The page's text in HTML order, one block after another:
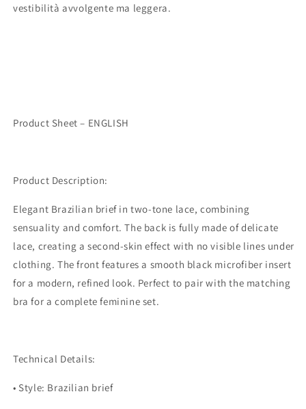
vestibilità avvolgente ma leggera.
Product Sheet – ENGLISH
Product Description:
Elegant Brazilian brief in two-tone lace, combining
sensuality and comfort. The back is fully made of delicate
lace, creating a second-skin effect with no visible lines under
clothing. The front features a smooth black microfiber insert
for a modern, refined look. Perfect to pair with the matching
bra for a complete feminine set.
Technical Details:
• Style: Brazilian brief